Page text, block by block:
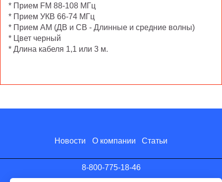
* Прием FM 88-108 МГц
* Прием УКВ 66-74 МГц
* Прием АМ (ДВ и СВ - Длинные и средние волны)
* Цвет черный
* Длина кабеля 1,1 или 3 м.
Новости О компании Статьи
8-800-775-18-46